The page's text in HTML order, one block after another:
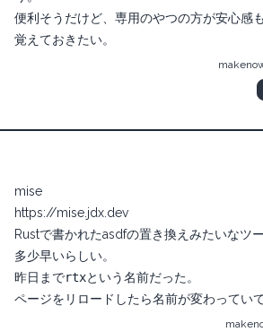
便利そうだけど、専用のやつの方が安心感
覚えておきたい。
mise
https://mise.jdx.dev
Rustで書かれたasdfの置き換えみたいなツー
多少早いらしい。
昨日までrtxという名前だった。
ページをリロードしたら名前が変わってい